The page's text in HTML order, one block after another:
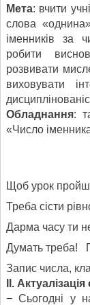
Мета: вчити
слова
іменників за
робити
розвивати
виховувати
Обладнання:
«Число
Щоб урок
Треба сісти
Дарма часу ти
Думать треба!
Запис числа,
ІІ.
− Сьогодні у